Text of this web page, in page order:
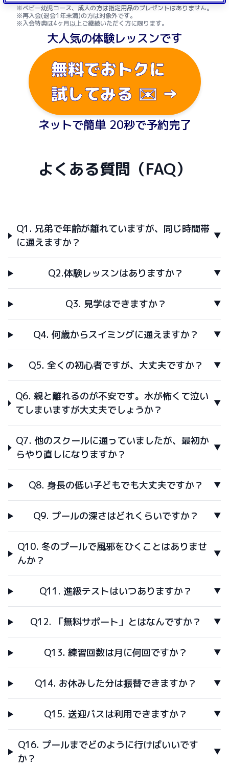
※ベビー幼児コース、成人の方は指定用品のプレゼントはありません。
※再入会(退会1年未満)の方は対象外です。
※入会特典は4ヶ月以上ご継続いただく方に限ります。
大人気の体験レッスンです
無料でおトクに
試してみる ✉️ →
ネットで簡単 20秒で予約完了
よくある質問（FAQ）
Q1. 兄弟で年齢が離れていますが、同じ時間帯
に通えますか？
Q2.体験レッスンはありますか？
Q3. 見学はできますか？
Q4. 何歳からスイミングに通えますか？
Q5. 全くの初心者ですが、大丈夫ですか？
Q6. 親と離れるのが不安です。水が怖くて泣い
てしまいますが大丈夫でしょうか？
Q7. 他のスクールに通っていましたが、最初か
らやり直しになりますか？
Q8. 身長の低い子どもでも大丈夫ですか？
Q9. プールの深さはどれくらいですか？
Q10. 冬のプールで風邪をひくことはありませ
んか？
Q11. 進級テストはいつありますか？
Q12. 「無料サポート」とはなんですか？
Q13. 練習回数は月に何回ですか？
Q14. お休みした分は振替できますか？
Q15. 送迎バスは利用できますか？
Q16. プールまでどのように行けばいいです
か？